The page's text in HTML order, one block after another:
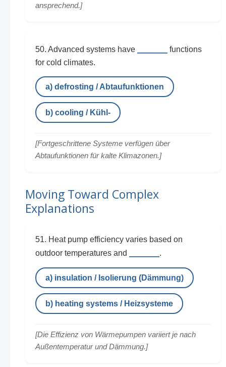
ansprechend.]
50. Advanced systems have
functions
for cold climates.
a) defrosting / Abtaufunktionen
b) cooling / Kühl-
[Fortgeschrittene Systeme verfügen über
Abtaufunktionen für kalte Klimazonen.]
Moving Toward Complex
Explanations
51. Heat pump efficiency varies based on
outdoor temperatures and
.
a) insulation / Isolierung (Dämmung)
b) heating systems / Heizsysteme
[Die Effizienz von Wärmepumpen variiert je nach
Außentemperatur und Dämmung.]